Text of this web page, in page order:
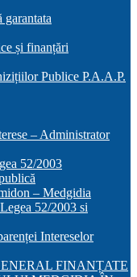
și finanțări
Publice P.A.A.P.
– Administrator
52/2003
– Medgidia
52/2003 si
Intereselor
FINANȚATE